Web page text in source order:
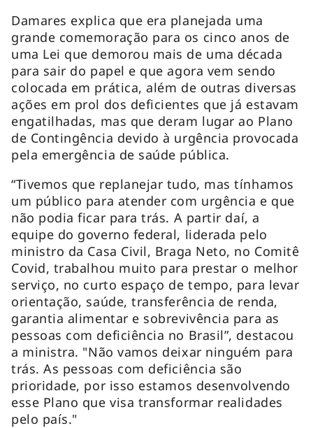
Damares explica que era planejada uma
grande comemoração para os cinco anos de
uma Lei que demorou mais de uma década
para sair do papel e que agora vem sendo
colocada em prática, além de outras diversas
ações em prol dos deficientes que já estavam
engatilhadas, mas que deram lugar ao Plano
de Contingência devido à urgência provocada
pela emergência de saúde pública.
“Tivemos que replanejar tudo, mas tínhamos
um público para atender com urgência e que
não podia ficar para trás. A partir daí, a
equipe do governo federal, liderada pelo
ministro da Casa Civil, Braga Neto, no Comitê
Covid, trabalhou muito para prestar o melhor
serviço, no curto espaço de tempo, para levar
orientação, saúde, transferência de renda,
garantia alimentar e sobrevivência para as
pessoas com deficiência no Brasil”, destacou
a ministra. "Não vamos deixar ninguém para
trás. As pessoas com deficiência são
prioridade, por isso estamos desenvolvendo
esse Plano que visa transformar realidades
pelo país."